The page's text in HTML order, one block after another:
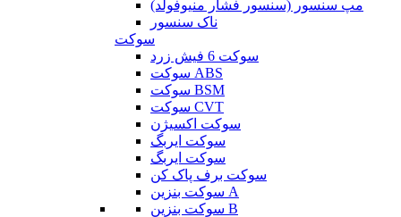
مپ سنسور (سنسور فشار منیوفولد)
ناک سنسور
سوکت
سوکت 6 فیش زرد
سوکت ABS
سوکت BSM
سوکت CVT
سوکت اکسیژن
سوکت ایربگ
سوکت ایربگ
سوکت برف پاک کن
سوکت بنزین A
سوکت بنزین B